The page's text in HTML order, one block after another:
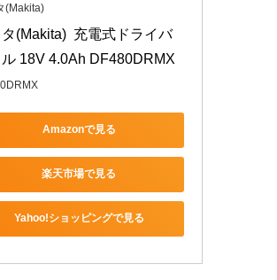
(Makita)
(Makita)  充電式ドライバ
ル 18V 4.0Ah DF480DRMX
Amazonで見る
楽天市場で見る
Yahoo!ショッピングで見る